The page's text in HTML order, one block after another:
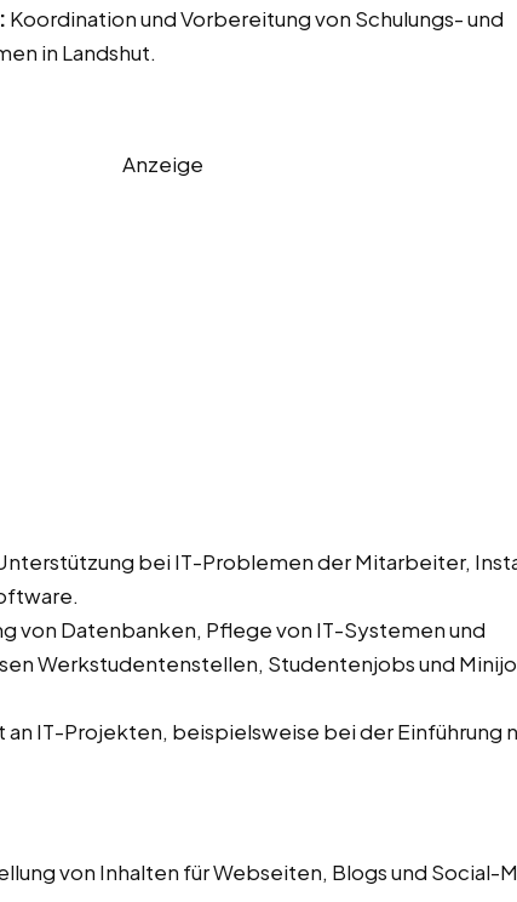
Koordination und Vorbereitung von Schulungs- und
in Landshut.
Anzeige
bei IT-Problemen der Mitarbeiter,
von Datenbanken, Pflege von IT-Systemen und
Werkstudentenstellen, Studentenjobs und
an IT-Projekten, beispielsweise bei der Einführung
von Inhalten für Webseiten, Blogs und Social-